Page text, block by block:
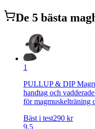
De 5 bästa
1
PULLUP & DIP
handtag och
för magmuskelträning
Bäst i test290 kr
9.5